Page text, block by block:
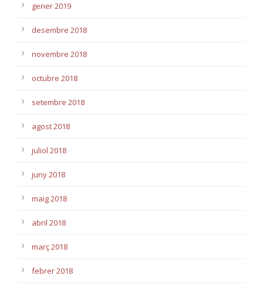
gener 2019
desembre 2018
novembre 2018
octubre 2018
setembre 2018
agost 2018
juliol 2018
juny 2018
maig 2018
abril 2018
març 2018
febrer 2018